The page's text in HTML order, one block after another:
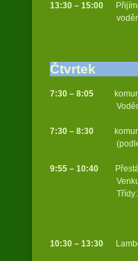
13:30 – 15:00
vodění na
Čtvrtek
7:30 – 8:05
Vodění
7:30 – 8:30
(podle situace
9:55 – 10:40
10:30 – 13:30